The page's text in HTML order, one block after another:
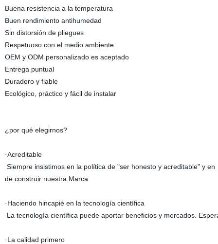
Buena resistencia a la temperatura
Buen rendimiento antihumedad
Sin distorsión de pliegues
Respetuoso con el medio ambiente
OEM y ODM personalizado es aceptado
Entrega puntual
Duradero y fiable
Ecológico, práctico y fácil de instalar
¿por qué elegirnos?
·Acreditable
Siempre insistimos en la política de "ser honesto y acreditable" y
de construir nuestra Marca
·Haciendo hincapié en la tecnología científica
La tecnología científica puede aportar beneficios y mercados.
·La calidad primero